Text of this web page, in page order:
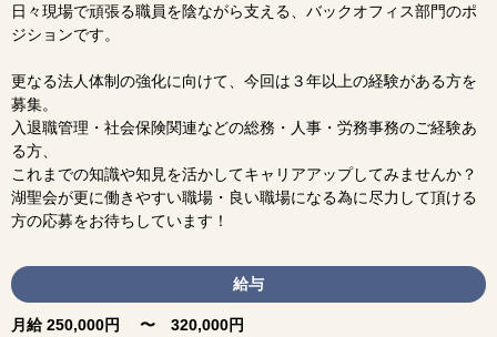
日々現場で頑張る職員を陰ながら支える、バックオフィス部門のポ
ジションです。
更なる法人体制の強化に向けて、今回は３年以上の経験がある方を
募集。
入退職管理・社会保険関連などの総務・人事・労務事務のご経験あ
る方、
これまでの知識や知見を活かしてキャリアアップしてみませんか？
湖聖会が更に働きやすい職場・良い職場になる為に尽力して頂ける
方の応募をお待ちしています！
給与
月給 250,000円 〜 320,000円